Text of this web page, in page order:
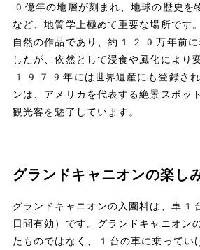
0億年の地層が刻まれ、地球の歴史を
など、地質学上極めて重要な場所です
自然の作品であり、約120万年前に
したが、依然として浸食や風化により
1979年には世界遺産にも登録され
ンは、アメリカを代表する絶景スポッ
観光客を魅了しています。
グランドキャニオンの楽し
グランドキャニオンの入園料は、
日間有効）です。グランドキャニオン
たものではなく、1台の車に乗ってい